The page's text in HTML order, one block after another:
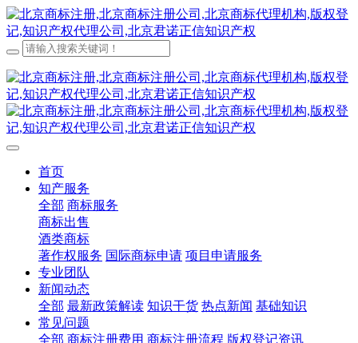
首页
知产服务
全部 商标服务
商标出售
酒类商标
著作权服务 国际商标申请 项目申请服务
专业团队
新闻动态
全部 最新政策解读 知识干货 热点新闻 基础知识
常见问题
全部 商标注册费用 商标注册流程 版权登记资讯